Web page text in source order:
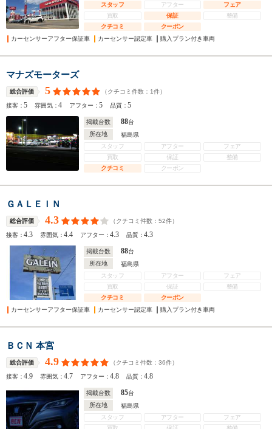
スタッフ
アフター
フェア
買取
保証
整備
クチコミ
クーポン
カーセンサーアフター保証車
カーセンサー認定車 購入プラン付き車両
マナズモーターズ
総合評価 5 （クチコミ件数： 1件）
接客：5 雰囲気：4 アフター：5 品質：5
掲載台数 88台
所在地
福島県
スタッフ
アフター
フェア
買取
保証
整備
クチコミ
クーポン
ＧＡＬＥＩＮ
総合評価 4.3 （クチコミ件数： 52件）
接客：4.3 雰囲気：4.4 アフター：4.3 品質：4.3
掲載台数 88台
所在地
福島県
スタッフ
アフター
フェア
買取
保証
整備
クチコミ
クーポン
カーセンサーアフター保証車
カーセンサー認定車 購入プラン付き車両
ＢＣＮ 本宮
総合評価 4.9 （クチコミ件数： 36件）
接客：4.9 雰囲気：4.7 アフター：4.8 品質：4.8
掲載台数 85台
所在地
福島県
スタッフ
アフター
フェア